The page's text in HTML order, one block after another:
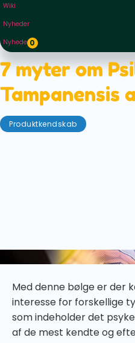
Wiki
Nyheder
Nyheder0
7 myter om
Tampanensis
Produktkendskab
Med denne bølge er der
interesse for forskellige
som indeholder det
af de mest kendte og